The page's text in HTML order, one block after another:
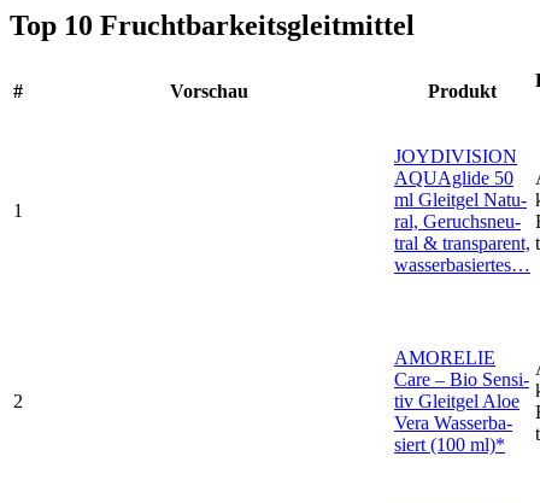
Top 10 Frucht­bar­keits­gleit­mit­tel
# Vor­schau Pro­dukt
1
JOYDIVISION
AQUA­gli­de 50
ml Gleit­gel Natu­
ral, Geruchs­neu­
tral & trans­pa­rent,
was­ser­ba­sier­tes…
2
AMORELIE
Care – Bio Sen­si­
tiv Gleit­gel Aloe
Vera Was­ser­ba­
siert (100 ml)*